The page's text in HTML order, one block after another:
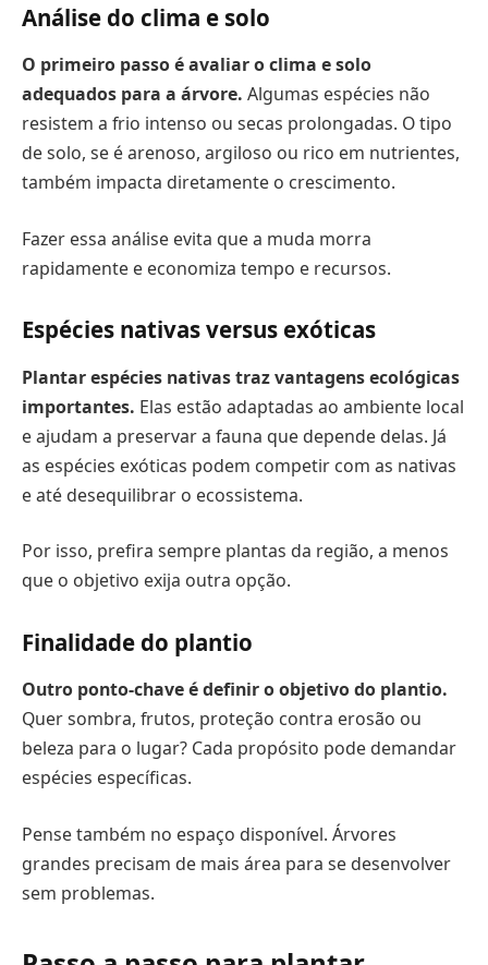
Análise do clima e solo
O primeiro passo é avaliar o clima e solo
adequados para a árvore. Algumas espécies não
resistem a frio intenso ou secas prolongadas. O tipo
de solo, se é arenoso, argiloso ou rico em nutrientes,
também impacta diretamente o crescimento.
Fazer essa análise evita que a muda morra
rapidamente e economiza tempo e recursos.
Espécies nativas versus exóticas
Plantar espécies nativas traz vantagens ecológicas
importantes. Elas estão adaptadas ao ambiente local
e ajudam a preservar a fauna que depende delas. Já
as espécies exóticas podem competir com as nativas
e até desequilibrar o ecossistema.
Por isso, prefira sempre plantas da região, a menos
que o objetivo exija outra opção.
Finalidade do plantio
Outro ponto-chave é definir o objetivo do plantio.
Quer sombra, frutos, proteção contra erosão ou
beleza para o lugar? Cada propósito pode demandar
espécies específicas.
Pense também no espaço disponível. Árvores
grandes precisam de mais área para se desenvolver
sem problemas.